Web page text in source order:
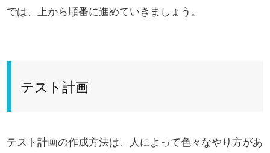
では、上から順番に進めていきましょう。
テスト計画
テスト計画の作成方法は、人によって色々なやり方があ